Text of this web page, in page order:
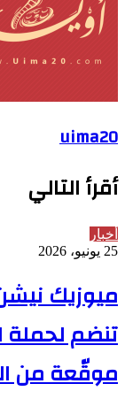
uima20
أقرأ التالي
أخبار
25 يونيو، 2026
ميوزيك
تنضم لحملة
موقّعة من